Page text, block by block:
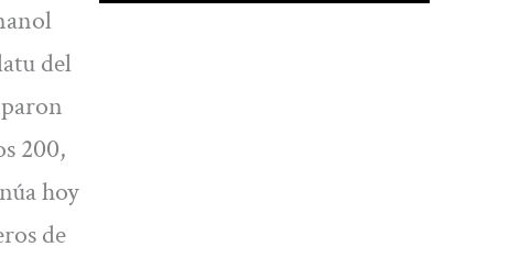
del
200,
hoy
de